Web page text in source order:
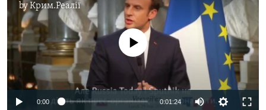
byКрим.Реалії
No media source currently available
0:00 0:01:24